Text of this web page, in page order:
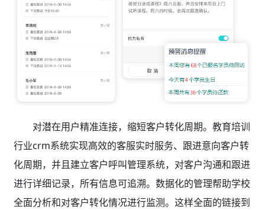
对潜在用户精准连接，缩短客户转化周期。教育培训
行业crm系统实现高效的客服实时服务、跟进意向客户转
化周期，并且建立客户呼叫管理系统，对客户沟通和跟进
进行详细记录，所有信息可追溯。数据化的管理帮助学校
全面分析和对客户转化情况进行监测。这样全面的链接到